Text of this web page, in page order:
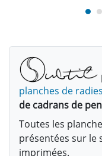
planches de
de cadrans de
Toutes les
présentées sur le
imprimées.